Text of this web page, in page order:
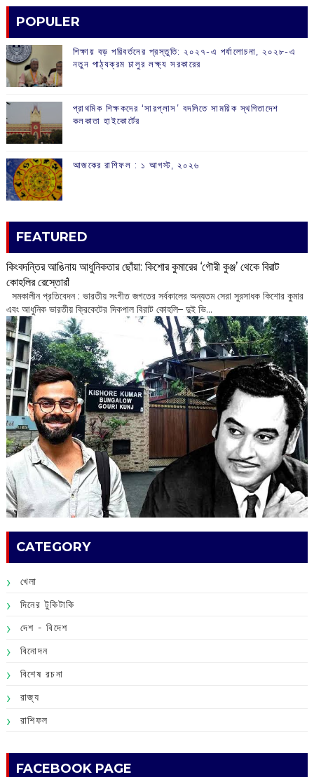
POPULER
শিক্ষায় বড় পরিবর্তনের প্রস্তুতি: ২০২৭-এ পর্যালোচনা, ২০২৮-এ
নতুন পাঠ্যক্রম চালুর লক্ষ্য সরকারের
প্রাথমিক শিক্ষকদের ‘সারপ্লাস’ বদলিতে সাময়িক স্থগিতাদেশ
কলকাতা হাইকোর্টের
আজকের রাশিফল :‌ ‌‌১ আগস্ট, ২০২৬
FEATURED
কিংবদন্তির আঙিনায় আধুনিকতার ছোঁয়া: কিশোর কুমারের ‘গৌরী কুঞ্জ’ থেকে বিরাট
কোহলির রেস্তোরাঁ
‌ সমকালীন প্রতিবেদন : ভারতীয় সংগীত জগতের সর্বকালের অন্যতম সেরা সুরসাধক কিশোর কুমার
এবং আধুনিক ভারতীয় ক্রিকেটের দিকপাল বিরাট কোহলি– ‌দুই ভি...
CATEGORY
খেলা
দিনের টুকিটাকি
দেশ - বিদেশ
বিনোদন
বিশেষ রচনা
রাজ্য
রাশিফল
FACEBOOK PAGE